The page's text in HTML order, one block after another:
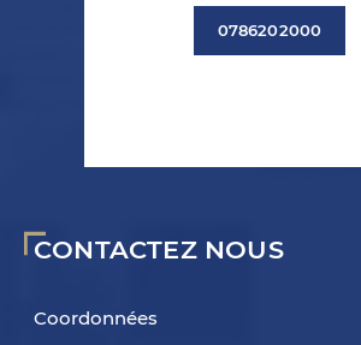
CONTACTEZ NOUS
Coordonnées
0786202000